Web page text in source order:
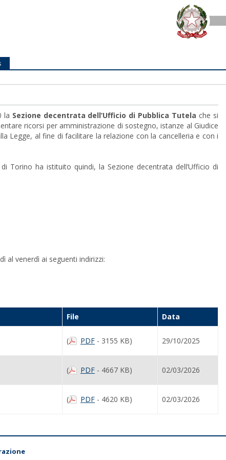
la Sezione decentrata dell’Ufficio di Pubblica Tutela che si
ricorsi per amministrazione di sostegno, istanze al Giudice
Legge, al fine di facilitare la relazione con la cancelleria e con i
Torino ha istituito quindi, la Sezione decentrata dell’Ufficio di
al venerdì ai seguenti indirizzi:
File
Data
( PDF - 3155 KB) 29/10/2025
( PDF - 4667 KB) 02/03/2026
( PDF - 4620 KB) 02/03/2026